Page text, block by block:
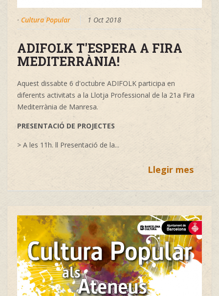
· Cultura Popular 1 Oct 2018
ADIFOLK T'ESPERA A FIRA
MEDITERRÀNIA!
Aquest dissabte 6 d'octubre ADIFOLK participa en
diferents activitats a la Llotja Professional de la 21a Fira
Mediterrània de Manresa.
PRESENTACIÓ DE PROJECTES
> A les 11h. ll Presentació de la...
Llegir mes